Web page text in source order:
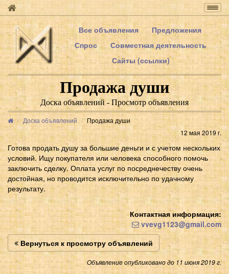
Все объявления
Предложения
Спрос
Совместная деятельность
Сайты (ссылки)
Продажа души
Доска объявлений - Просмотр объявления
Доска объявлений
Продажа души
12 мая 2019 г.
Готова продать душу за большие деньги и с учетом нескольких
условий. Ищу покупателя или человека способного помочь
заключить сделку. Оплата услуг по посреднечеству очень
достойная, но проводится исключительно по удачному
результату.
Контактная информация:
vvevg1123@gmail.com
Вернуться к просмотру объявлений
Объявление опубликовано до 11 июня 2019 г.